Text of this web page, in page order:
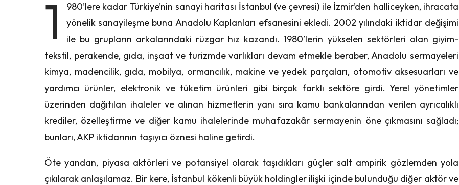
1
980’lere kadar Türkiye’nin sanayi haritası İstanbul (ve çevresi) ile İzmir’den halliceyken, ihracata
yönelik sanayileşme buna Anadolu Kaplanları efsanesini ekledi. 2002 yılındaki iktidar değişimi
ile bu grupların arkalarındaki rüzgar hız kazandı. 1980’lerin yükselen sektörleri olan giyim-
tekstil, perakende, gıda, inşaat ve turizmde varlıkları devam etmekle beraber, Anadolu sermayeleri
kimya, madencilik, gıda, mobilya, ormancılık, makine ve yedek parçaları, otomotiv aksesuarları ve
yardımcı ürünler, elektronik ve tüketim ürünleri gibi birçok farklı sektöre girdi. Yerel yönetimler
üzerinden dağıtılan ihaleler ve alınan hizmetlerin yanı sıra kamu bankalarından verilen ayrıcalıklı
krediler, özelleştirme ve diğer kamu ihalelerinde muhafazakâr sermayenin öne çıkmasını sağladı;
bunları, AKP iktidarının taşıyıcı öznesi haline getirdi.
Öte yandan, piyasa aktörleri ve potansiyel olarak taşıdıkları güçler salt ampirik gözlemden yola
çıkılarak anlaşılamaz. Bir kere, İstanbul kökenli büyük holdingler ilişki içinde bulunduğu diğer aktör ve